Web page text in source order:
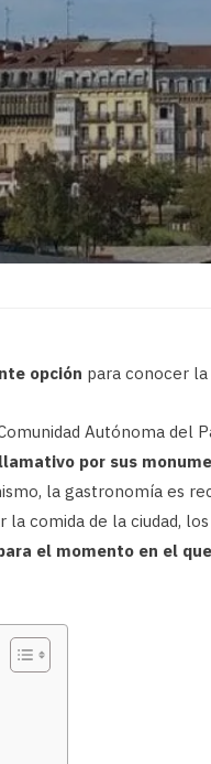
opción para conocer
Autónoma del
por sus
la gastronomía es
la comida de la ciudad,
el momento en el